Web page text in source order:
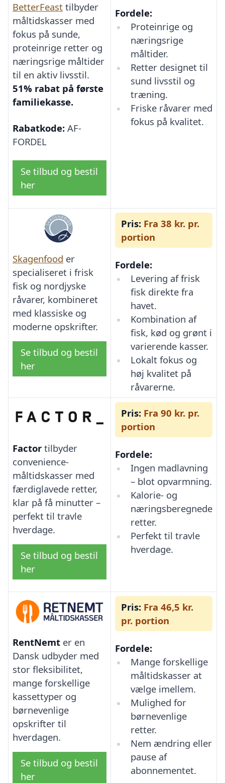
BetterFeast tilbyder
måltidskasser med
fokus på sunde,
proteinrige retter og
næringsrige måltider
til en aktiv livsstil.
51% rabat på første
familiekasse.
Rabatkode: AF-
FORDEL
Se tilbud og bestil
her
Fordele:
Proteinrige og
næringsrige
måltider.
Retter designet til
sund livsstil og
træning.
Friske råvarer med
fokus på kvalitet.
Skagenfood er
specialiseret i frisk
fisk og nordjyske
råvarer, kombineret
med klassiske og
moderne opskrifter.
Se tilbud og bestil
her
Pris: Fra 38 kr. pr.
portion
Fordele:
Levering af frisk
fisk direkte fra
havet.
Kombination af
fisk, kød og grønt i
varierende kasser.
Lokalt fokus og
høj kvalitet på
råvarerne.
Factor tilbyder
convenience-
måltidskasser med
færdiglavede retter,
klar på få minutter –
perfekt til travle
hverdage.
Se tilbud og bestil
her
Pris: Fra 90 kr. pr.
portion
Fordele:
Ingen madlavning
– blot opvarmning.
Kalorie- og
næringsberegnede
retter.
Perfekt til travle
hverdage.
RentNemt er en
Dansk udbyder med
stor fleksibilitet,
mange forskellige
kassettyper og
børnevenlige
opskrifter til
hverdagen.
Se tilbud og bestil
her
Pris: Fra 46,5 kr.
pr. portion
Fordele:
Mange forskellige
måltidskasser at
vælge imellem.
Mulighed for
børnevenlige
retter.
Nem ændring eller
pause af
abonnementet.